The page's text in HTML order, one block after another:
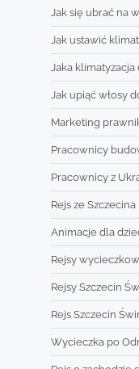
Jak się ubrać na
Jak ustawić
Jaka
Jak upiąć włosy
Marketing
Pracownicy
Pracownicy z
Rejs ze Szczecina
Animacje dla
Rejsy
Rejsy Szczecin
Rejs Szczecin
Wycieczka po